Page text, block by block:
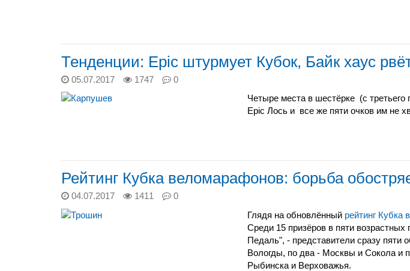
Тенденции: Epic штурмует Кубок, Байк хаус
05.07.2017 1747
0
Четыре места в шестёрке (с
Epic Лось и все же пяти очков им не
Рейтинг Кубка веломарафонов: борьба
04.07.2017 1411
0
Глядя на обновлённый рейтинг Кубка
Среди 15 призёров в пяти
Педаль", - представители сразу пяти
Вологды, по два - Москвы и Сокола и
Рыбинска и Верховажья.